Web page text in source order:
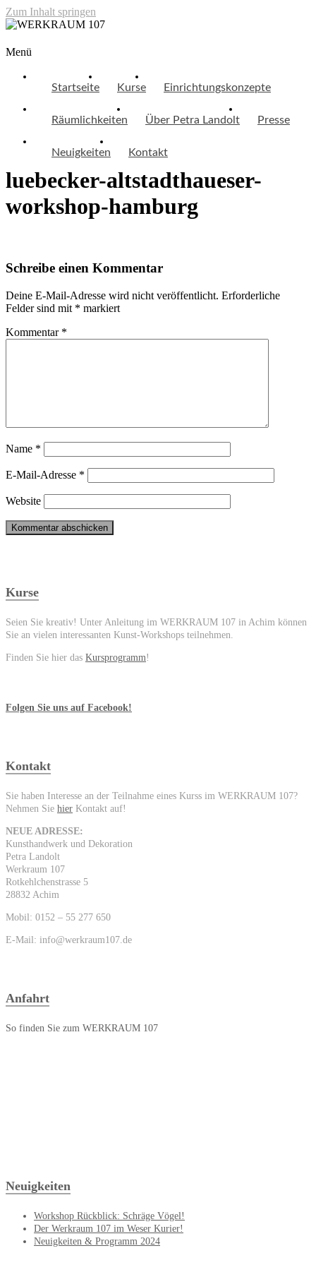
Zum Inhalt springen
WERKRAUM 107
Menü
Startseite Kurse Einrichtungskonzepte
Räumlichkeiten Über Petra Landolt Presse
Neuigkeiten Kontakt
luebecker-altstadthaueser-
workshop-hamburg
Schreibe einen Kommentar
Deine E-Mail-Adresse wird nicht veröffentlicht. Erforderliche
Felder sind mit * markiert
Kommentar *
Name *
E-Mail-Adresse *
Website
Kurse
Seien Sie kreativ! Unter Anleitung im WERKRAUM 107 in Achim können
Sie an vielen interessanten Kunst-Workshops teilnehmen.
Finden Sie hier das Kursprogramm!
Folgen Sie uns auf Facebook!
Kontakt
Sie haben Interesse an der Teilnahme eines Kurss im WERKRAUM 107?
Nehmen Sie hier Kontakt auf!
NEUE ADRESSE:
Kunsthandwerk und Dekoration
Petra Landolt
Werkraum 107
Rotkehlchenstrasse 5
28832 Achim
Mobil: 0152 – 55 277 650
E-Mail: info@werkraum107.de
Anfahrt
So finden Sie zum WERKRAUM 107
Neuigkeiten
Workshop Rückblick: Schräge Vögel!
Der Werkraum 107 im Weser Kurier!
Neuigkeiten & Programm 2024